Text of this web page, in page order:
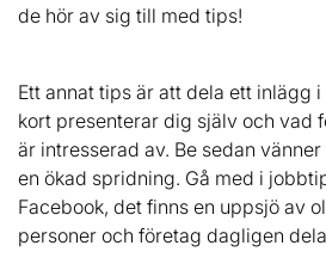
de hör av sig till med tips!
Ett annat tips är att dela ett inlägg
kort presenterar dig själv och vad
är intresserad av. Be sedan
en ökad spridning. Gå med i
Facebook, det finns en uppsjö av
personer och företag dagligen